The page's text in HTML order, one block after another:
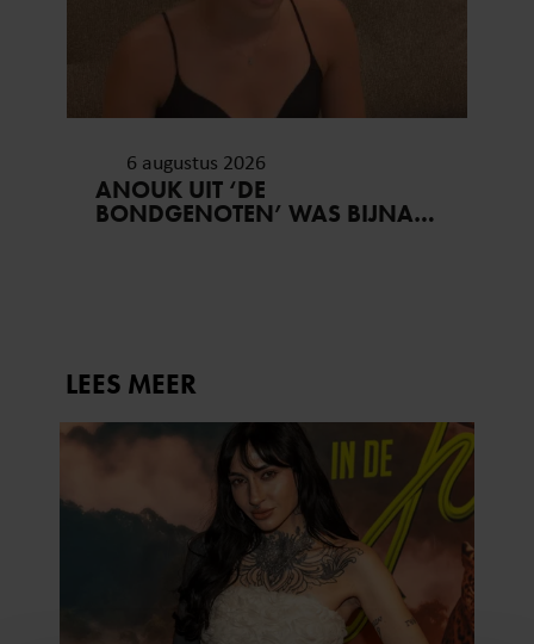
6 augustus 2026
ANOUK UIT ‘DE
BONDGENOTEN’ WAS BIJNA